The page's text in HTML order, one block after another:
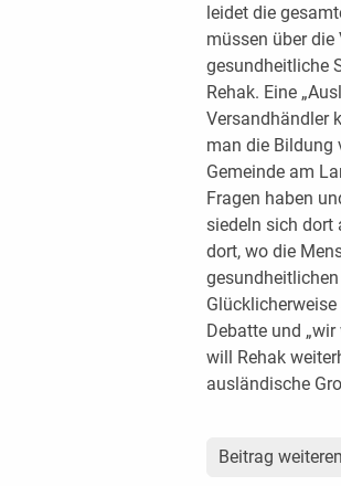
leidet die
müssen über die
gesundheitliche
Rehak. Eine
Versandhändler
man die Bildung
Gemeinde am
Fragen haben
siedeln sich dort
dort, wo die
Debatte und
will Rehak
ausländische
Beitrag